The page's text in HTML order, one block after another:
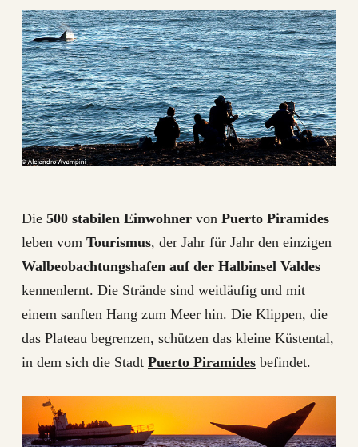
Die 500 stabilen Einwohnervon Puerto Piramides
leben vom Tourismus, der Jahr für Jahr den einzigen
Walbeobachtungshafen auf der Halbinsel Valdes
kennenlernt. Die Strände sind weitläufig und mit
einem sanften Hang zum Meer hin. Die Klippen, die
das Plateau begrenzen, schützen das kleine Küstental,
in dem sich die Stadt Puerto Piramidesbefindet.